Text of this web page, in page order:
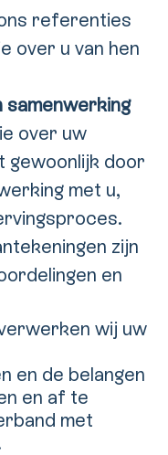
referenties
over u van hen
samenwerking
over uw
gewoonlijk door
met u,
zijn
en
wij uw
en de belangen
en af te
met